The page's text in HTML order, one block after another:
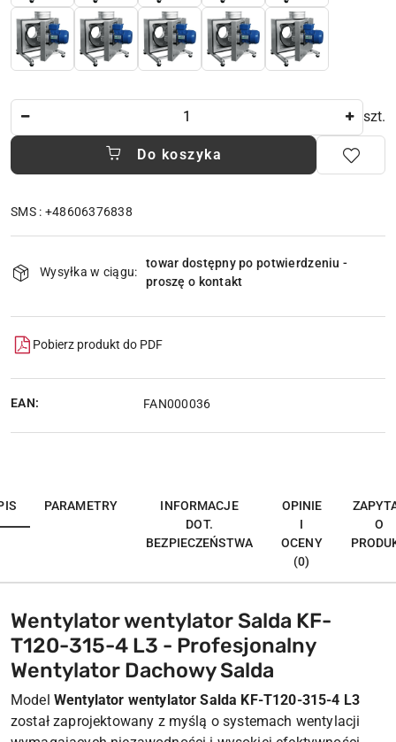
szt.
Do koszyka
SMS : +48606376838
i
Wysyłka w ciągu:
towar dostępny po potwierdzeniu -
proszę o kontakt
Pobierz produkt do PDF
EAN: FAN000036
PARAMETRY
INFORMACJE
DOT.
BEZPIECZEŃSTWA
OPINIE
I
OCENY
(0)
O
Wentylator wentylator Salda KF-
T120-315-4 L3 - Profesjonalny
Wentylator Dachowy Salda
Model Wentylator wentylator Salda KF-T120-315-4 L3
został zaprojektowany z myślą o systemach wentylacji